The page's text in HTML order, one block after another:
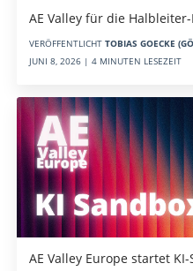
AE Valley für die
VERÖFFENTLICHT TOBIAS GOECKE
JUNI 8, 2026 | 4 MINUTEN LESEZEIT
AE Valley Europe startet